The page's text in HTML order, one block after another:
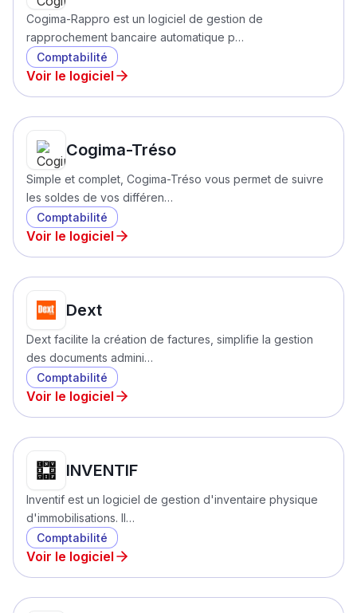
Cogima-Rappro est un logiciel de gestion de
rapprochement bancaire automatique p…
Comptabilité
Voir le logiciel
Cogima-Tréso
Simple et complet, Cogima-Tréso vous permet de suivre
les soldes de vos différen…
Comptabilité
Voir le logiciel
Dext
Dext facilite la création de factures, simplifie la gestion
des documents admini…
Comptabilité
Voir le logiciel
INVENTIF
Inventif est un logiciel de gestion d'inventaire physique
d'immobilisations. Il…
Comptabilité
Voir le logiciel